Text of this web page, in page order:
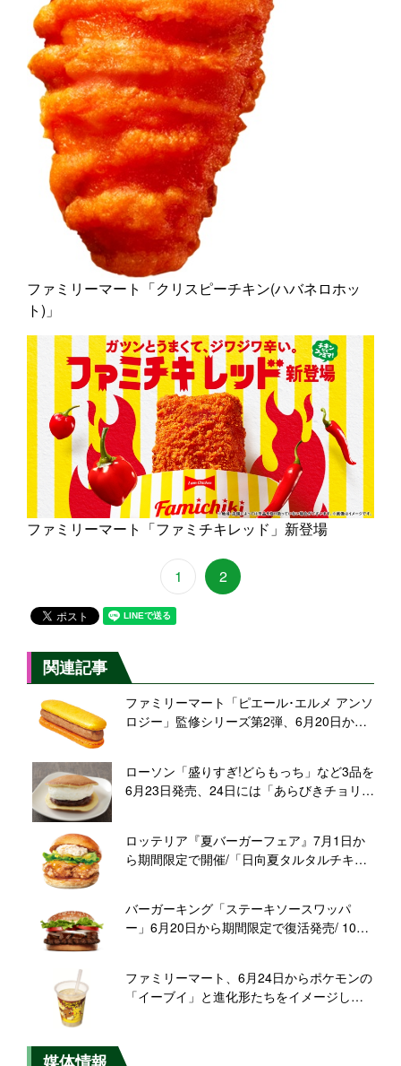
ファミリーマート「クリスピーチキン(ハバネロホッ
ト)」
ファミリーマート「ファミチキレッド」新登場
1 2
関連記事
ファミリーマート「ピエール･エルメ アンソ
ロジー」監修シリーズ第2弾、6月20日から
ローソン「盛りすぎ!どらもっち」など3品を
6月23日発売、24日には「あらびきチョリソ
ロッテリア『夏バーガーフェア』7月1日か
ら期間限定で開催/「日向夏タルタルチキン
バーガーキング「ステーキソースワッパ
ー」6月20日から期間限定で復活発売/ 100%
ファミリーマート、6月24日からポケモンの
「イーブイ」と進化形たちをイメージした